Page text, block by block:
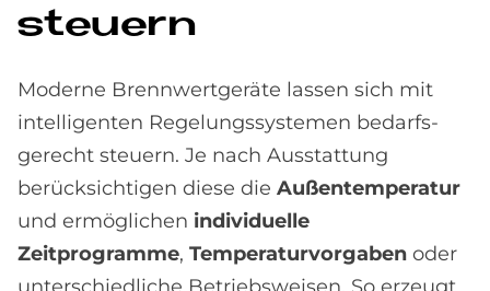
steu­ern
Moderne Brennwertgeräte lassen sich mit
intelligenten Regelungs­systemen bedarfs­
gerecht steuern. Je nach Ausstattung
berücksichtigen diese die Außen­temperatur
und ermöglichen individuelle
Zeitprogramme, Temperatur­vorgaben oder